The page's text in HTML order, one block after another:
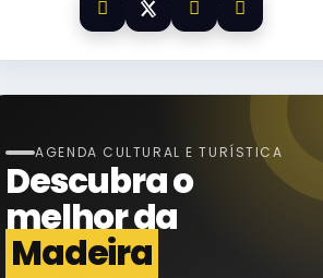
AGENDA CULTURAL E TURÍSTICA
Descubra o
melhor da
Madeira